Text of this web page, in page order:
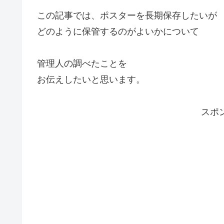
この記事では、ポスターを長期保存したいが
どのように保管するのがよいかについて
管理人の調べたことを
お伝えしたいと思います。
スポ